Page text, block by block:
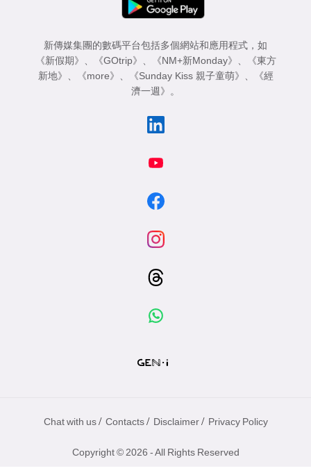
新傳媒集團的數碼平台包括多個網站和應用程式，如
《新假期》
《GOtrip》 《NM+新Monday》
《東方
新地》
《more》 《Sunday Kiss 親子童萌》
《經
濟一週》
。
Chat with us / Contacts / Disclaimer / Privacy Policy
Copyright © 2026 - All Rights Reserved